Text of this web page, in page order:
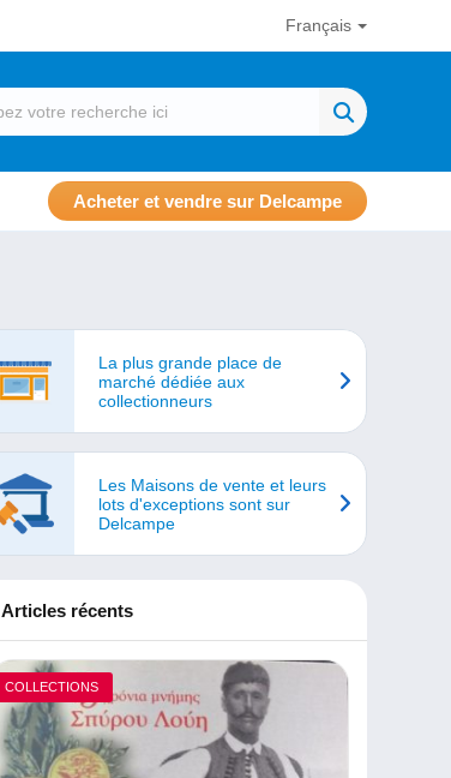
Français
Acheter et vendre sur Delcampe
La plus grande place de
marché dédiée aux
collectionneurs
Les Maisons de vente et leurs
lots d'exceptions sont sur
Delcampe
Articles récents
COLLECTIONS